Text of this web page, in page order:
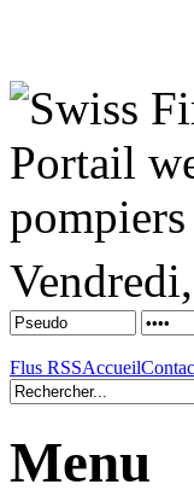
Flus RSSAccueil
Menu